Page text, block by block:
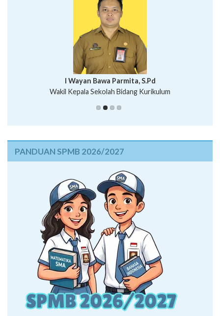
Putu Suhartana, S.Pd.
I Wayan Bawa Parmita, S.Pd
Wakil Kepala Sekolah Bidang Kurikulum
I Wayan Gede Aditya Pratita, S.Pd., M.Sn
Ni Wayan Nopi Sutantri, S.Pd.
PANDUAN SPMB 2026/2027